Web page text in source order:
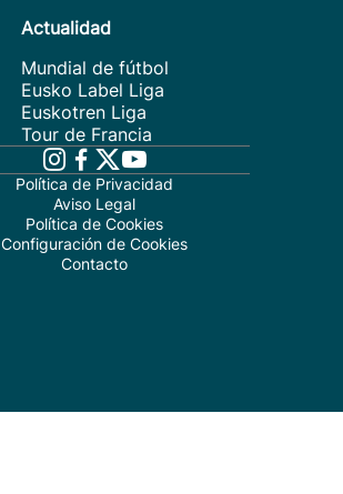
Actualidad
Mundial de fútbol
Eusko Label Liga
Euskotren Liga
Tour de Francia
Política de Privacidad
Aviso Legal
Política de Cookies
Configuración de Cookies
Contacto